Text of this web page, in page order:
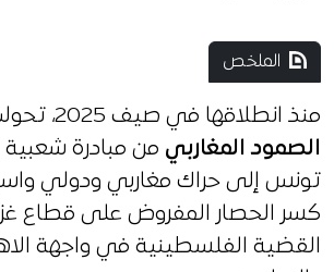
الملخص
منذ انطلاقها في صيف 2025، تحولت
الصمود المغاربي من مبادرة
تونس إلى حراك مغاربي ودولي
كسر الحصار المفروض على قطاع
القضية الفلسطينية في واجهة